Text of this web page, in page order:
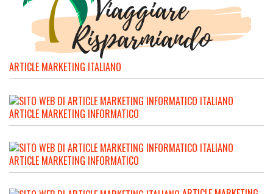
ARTICLE MARKETING ITALIANO
ARTICLE MARKETING INFORMATICO
ARTICLE MARKETING INFORMATICO